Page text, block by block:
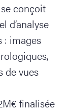
conçoit
d’analyse
: images
de vues
finalisée